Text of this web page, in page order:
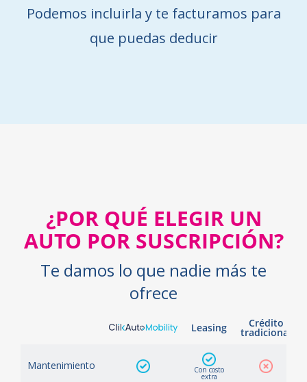
Podemos incluirla y te facturamos para
que puedas deducir
¿POR QUÉ ELEGIR UN
AUTO POR SUSCRIPCIÓN?
Te damos lo que nadie más te
ofrece
Leasing Crédito
tradicional
Mantenimiento Con costo
extra